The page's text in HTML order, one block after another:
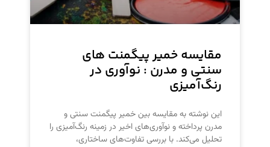
مقایسه خمیر پیگمنت های
سنتی و مدرن : نوآوری در
رنگ‌آمیزی
این نوشته به مقایسه بین خمیر پیگمنت سنتی و
مدرن پرداخته و نوآوری‌های اخیر در زمینه رنگ‌آمیزی را
تحلیل می‌کند. با بررسی تفاوت‌های ساختاری،